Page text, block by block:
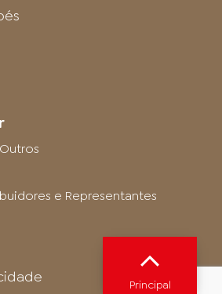
e Representantes
Principal